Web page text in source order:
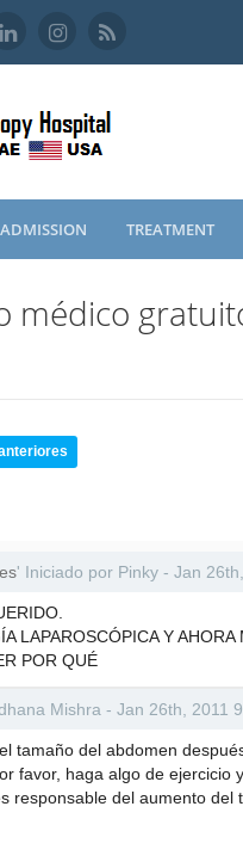
ADMISSION TREATMENT
médico
' Iniciado por Pinky - Jan
LAPAROSCÓPICA Y
POR QUÉ
Mishra - Jan 26th, 2011
tamaño del abdomen
favor, haga algo de
responsable del aumento del